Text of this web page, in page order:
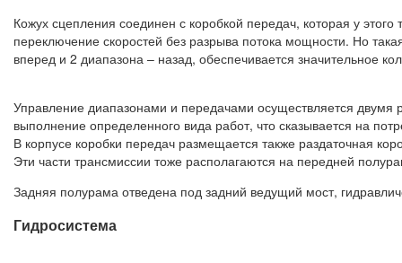
Кожух сцепления соединен с коробкой передач, которая у
переключение скоростей без разрыва потока мощности. Но
вперед и 2 диапазона – назад, обеспечивается значительное
Управление диапазонами и передачами осуществляется двумя
выполнение определенного вида работ, что сказывается на
В корпусе коробки передач размещается также раздаточная
Эти части трансмиссии тоже располагаются на передней
Задняя полурама отведена под задний ведущий мост,
Гидросистема